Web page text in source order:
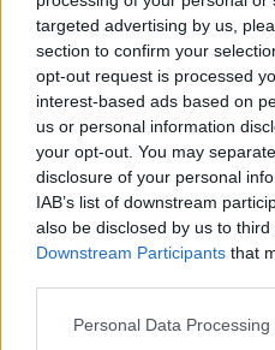
targeted advertising by us,
section to confirm your
opt-out request is processed
interest-based ads based on
us or personal information
your opt-out. You may
disclosure of your personal
IAB’s list of downstream
also be disclosed by us to
Downstream Participants that
Personal Data
de Barcarrota,
de Vargas, Villanueva
los Caballeros.
A lo largo de este río,
paisaje donde
blanco de las adelfas
morado de los
paisaje florido a lo